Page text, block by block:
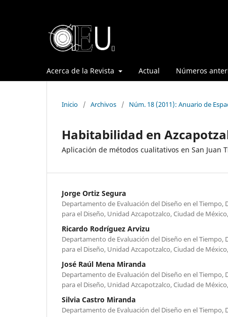
Acerca de la Revista Actual Números
Inicio / Archivos / Núm. 18 (2011): Anuario de
Habitabilidad en
Aplicación de métodos cualitativos en San Juan
Jorge Ortiz Segura
Departamento de Evaluación del Diseño en el Tiempo,
para el Diseño, Unidad Azcapotzalco, Ciudad de
Ricardo Rodríguez Arvizu
Departamento de Evaluación del Diseño en el Tiempo,
para el Diseño, Unidad Azcapotzalco, Ciudad de
José Raúl Mena Miranda
Departamento de Evaluación del Diseño en el Tiempo,
para el Diseño, Unidad Azcapotzalco, Ciudad de
Silvia Castro Miranda
Departamento de Evaluación del Diseño en el Tiempo,